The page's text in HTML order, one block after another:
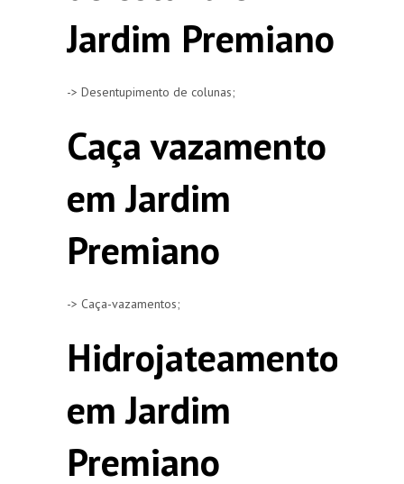
Jardim Premiano
-> Desentupimento de colunas;
Caça vazamento
em Jardim
Premiano
-> Caça-vazamentos;
Hidrojateamento
em Jardim
Premiano